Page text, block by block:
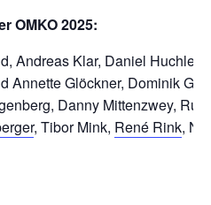
OMKO 2025:
Andreas Klar, Daniel
Annette Glöckner, Dominik
Danny Mittenzwey,
, Tibor Mink, René Rink,